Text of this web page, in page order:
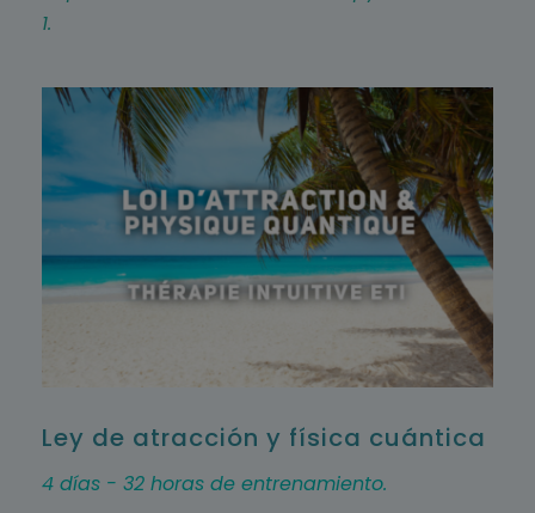
1.
Ley de atracción y física cuántica
4 días - 32 horas de entrenamiento.